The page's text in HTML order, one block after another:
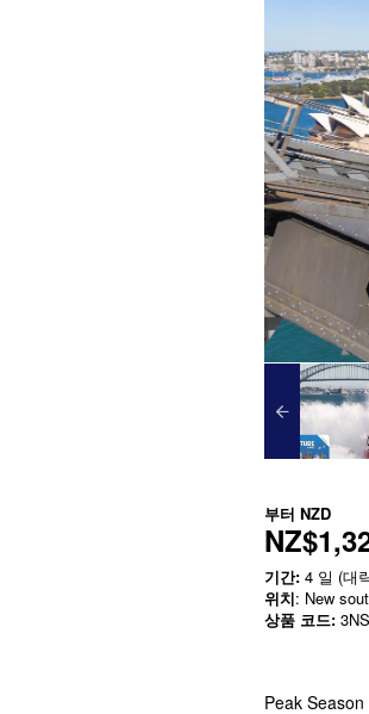
부터 NZD
기간: 4 일 (대
위치: New
상품 코드:
Peak